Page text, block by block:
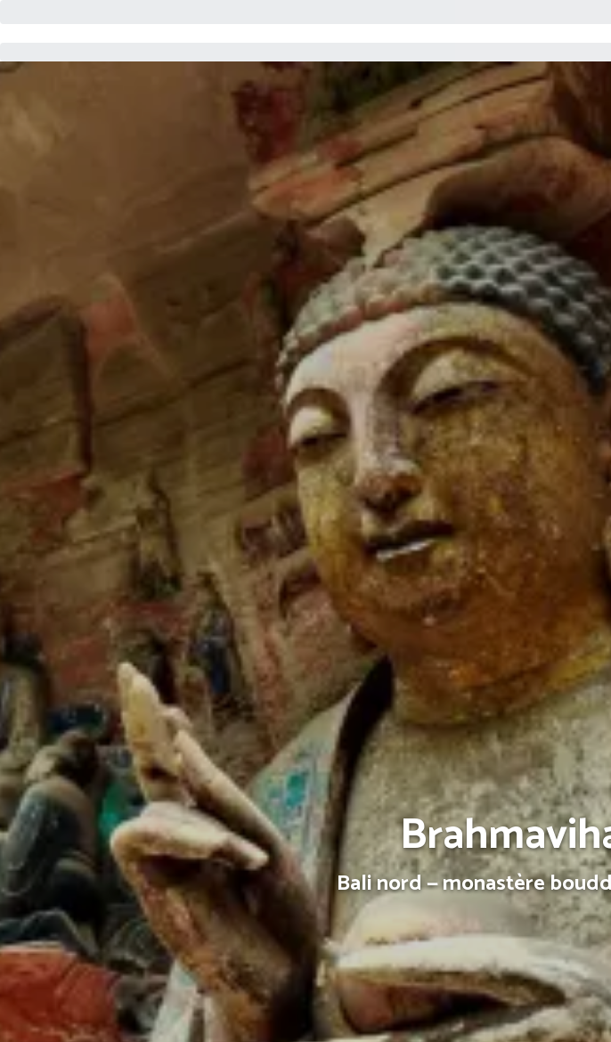
Bali nord — monastère